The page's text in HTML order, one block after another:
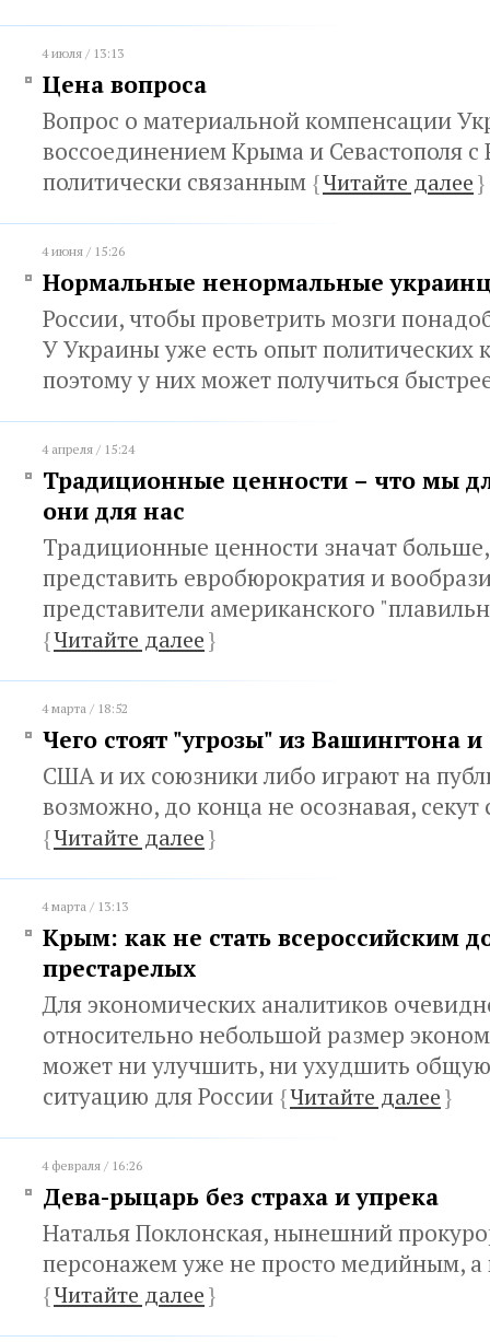
4 июля / 13:13
Цена вопроса
Вопрос о материальной компенсации
воссоединением Крыма и Севастополя с
политически связанным {Читайте далее}
4 июня / 15:26
Нормальные ненормальные
России, чтобы проветрить мозги
У Украины уже есть опыт политических
поэтому у них может получиться
4 апреля / 15:24
Традиционные ценности – что мы
они для нас
Традиционные ценности значат
представить евробюрократия и
представители американского
{Читайте далее}
4 марта / 18:52
Чего стоят "угрозы" из Вашингтона
США и их союзники либо играют на
возможно, до конца не осознавая, секут
{Читайте далее}
4 марта / 13:13
Крым: как не стать всероссийским
престарелых
Для экономических аналитиков
относительно небольшой размер
может ни улучшить, ни ухудшить
ситуацию для России {Читайте далее}
4 февраля / 16:26
Дева-рыцарь без страха и упрека
Наталья Поклонская, нынешний
персонажем уже не просто медийным,
{Читайте далее}